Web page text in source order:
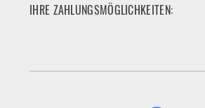
IHRE ZAHLUNGSMÖGLICHKEITEN: